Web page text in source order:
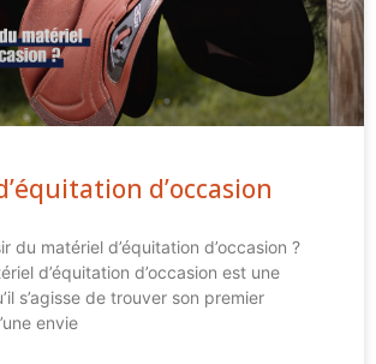
d’occasion
du matériel d’équitation d’occasion ?
d’équitation d’occasion est une
s’agisse de trouver son premier
envie